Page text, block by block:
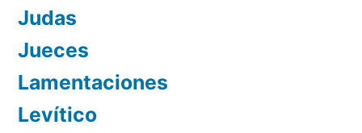
Judas
Jueces
Lamentaciones
Levítico